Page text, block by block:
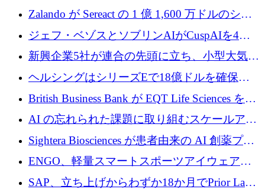
ーロを超える 60 以上のハイテク資金調達取引
Zalando が Sereact の 1 億 1,600 万ドルのシリ
ーズ B に参加し、AI を活用した倉庫自動化を
ジェフ・ベゾスとソブリンAIがCuspAIを4億
5,000万ドルの資金調達で支援
新興企業5社が連合の先頭に立ち、小型大気質
センサーをEUのクリーンエア政策の中心に据
ヘルシングはシリーズEで18億ドルを確保、
ウーバーはデリバリー・ヒーローを130億ユー
ロの契約で買収、レボルトは2027年に米国の
銀行を立ち上げる
British Business Bank が EQT Life Sciences を
2,500 万ユーロのコミットメントで支援
AI の忘れられた課題に取り組むスケールアッ
プを実現: カメラロール
Sightera Biosciences が患者由来の AI 創薬プラ
ットフォームを拡大するために 300 万ユーロ
のプレシードをクローズ
ENGO、軽量スマートスポーツアイウェアの
進歩のために510万ユーロを調達
SAP、立ち上げからわずか18か月でPrior Labs